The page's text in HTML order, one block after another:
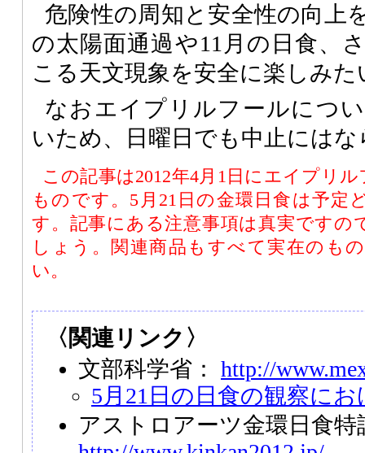
危険性の周知と安全性の向上
の太陽面通過や11月の日食、
こる天文現象を安全に楽しみた
なおエイプリルフールにつ
いため、日曜日でも中止には
この記事は2012年4月1日にエイプリ
ものです。5月21日の金環日食は予定
す。記事にある注意事項は真実ですの
しょう。関連商品もすべて実在のも
い。
〈関連リンク〉
文部科学省： http://
5月21日の日食の観察に
アストロアーツ金環日食特